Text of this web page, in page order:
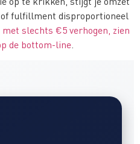
fulfillment disproportioneel
met slechts €5 verhogen, zien
de bottom-line.